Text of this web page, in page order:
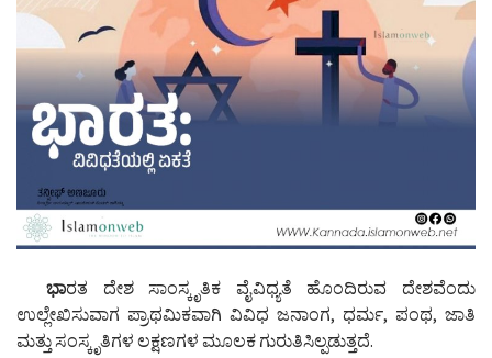
t
o
n
ಭಾರತ ದೇಶ ಸಾಂಸ್ಕೃತಿಕ ವೈವಿಧ್ಯತೆ ಹೊಂದಿರುವ ದೇಶವೆಂದು
ಉಲ್ಲೇಖಿಸುವಾಗ ಪ್ರಾಥಮಿಕವಾಗಿ ವಿವಿಧ ಜನಾಂಗ, ಧರ್ಮ, ಪಂಥ, ಜಾತಿ
ಮತ್ತು ಸಂಸ್ಕೃತಿಗಳ ಲಕ್ಷಣಗಳ ಮೂಲಕ ಗುರುತಿಸಿಲ್ಪಡುತ್ತದೆ.